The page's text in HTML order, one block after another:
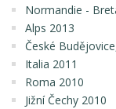
Normandie -
Alps 2013
České
Italia 2011
Roma 2010
Jižní Čechy 2010